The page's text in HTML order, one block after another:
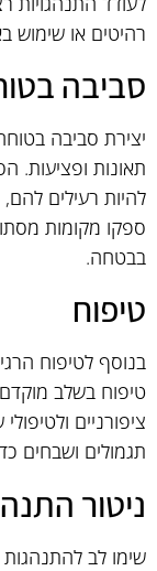
רהיטים או שימוש
סביבה
יצירת סביבה
תאונות ופציעות.
להיות רעילים
ספקו מקומות
בבטחה.
טיפוח
בנוסף לטיפוח
טיפוח בשלב
ציפורניים
תגמולים ושבחים
ניטור
שימו לב